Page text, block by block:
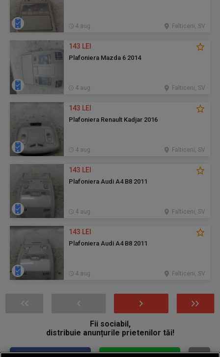
Falticeni, SV
4 aug.
143 LEI
Plafoniera Mazda 6 2014
Falticeni, SV
4 aug.
143 LEI
Plafoniera Renault Kadjar 2016
Falticeni, SV
4 aug.
143 LEI
Plafoniera Audi A4 B8 2011
Falticeni, SV
4 aug.
143 LEI
Plafoniera Audi A4 B8 2011
Falticeni, SV
4 aug.
Fii sociabil,
distribuie anunțurile prietenilor tăi!